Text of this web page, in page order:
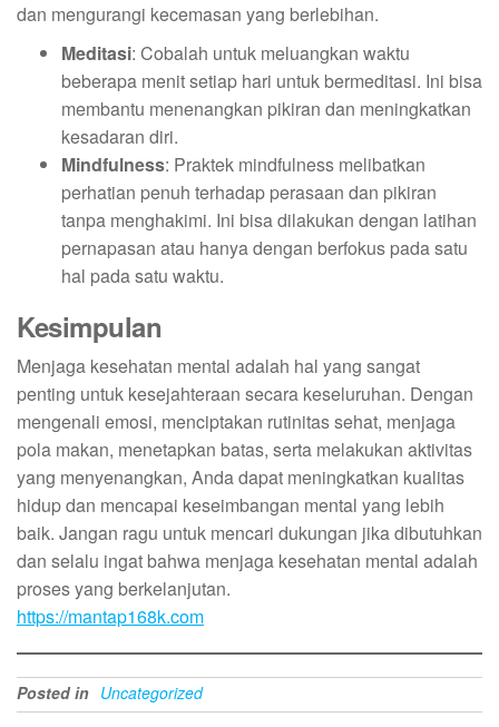
dan mengurangi kecemasan yang berlebihan.
Meditasi: Cobalah untuk meluangkan waktu
beberapa menit setiap hari untuk bermeditasi. Ini bisa
membantu menenangkan pikiran dan meningkatkan
kesadaran diri.
Mindfulness: Praktek mindfulness melibatkan
perhatian penuh terhadap perasaan dan pikiran
tanpa menghakimi. Ini bisa dilakukan dengan latihan
pernapasan atau hanya dengan berfokus pada satu
hal pada satu waktu.
Kesimpulan
Menjaga kesehatan mental adalah hal yang sangat
penting untuk kesejahteraan secara keseluruhan. Dengan
mengenali emosi, menciptakan rutinitas sehat, menjaga
pola makan, menetapkan batas, serta melakukan aktivitas
yang menyenangkan, Anda dapat meningkatkan kualitas
hidup dan mencapai keseimbangan mental yang lebih
baik. Jangan ragu untuk mencari dukungan jika dibutuhkan
dan selalu ingat bahwa menjaga kesehatan mental adalah
proses yang berkelanjutan.
https://mantap168k.com
Posted in Uncategorized